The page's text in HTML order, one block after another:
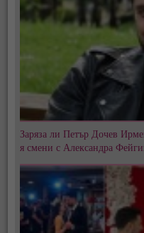
Заряза ли Петър Дочев
я смени с Александра